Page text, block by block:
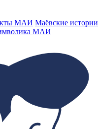
МАИ Маёвские
МАИ